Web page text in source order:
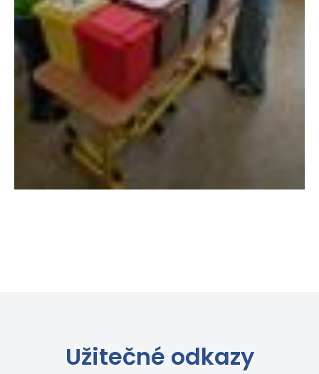
Užitečné odkazy